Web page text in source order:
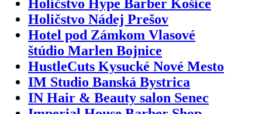
Holičstvo Hype Barber Košice
Holičstvo Nádej Prešov
Hotel pod Zámkom Vlasové
štúdio Marlen Bojnice
HustleCuts Kysucké Nové Mesto
IM Studio Banská Bystrica
IN Hair & Beauty salon Senec